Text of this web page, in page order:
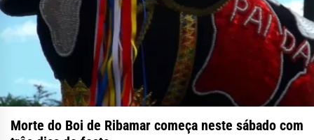
Morte do Boi de Ribamar começa neste sábado com